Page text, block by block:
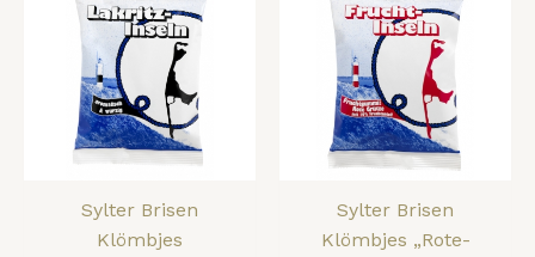
Sylter Brisen
Klömbjes
Sylter Brisen
Klömbjes „Rote-